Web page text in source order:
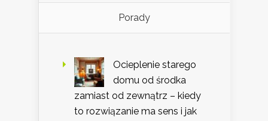
Porady
Ocieplenie starego
domu od środka
zamiast od zewnątrz – kiedy
to rozwiązanie ma sens i jak